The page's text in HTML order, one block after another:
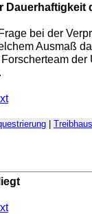
Dauerhaftigkeit
bei der
Ausmaß